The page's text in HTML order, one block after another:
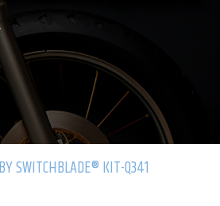
SWITCHBLADE® KIT-Q341